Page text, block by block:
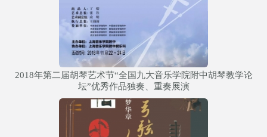
2018年第二届胡琴艺术节“全国九大音乐学院附中胡琴教学论
坛”优秀作品独奏、重奏展演